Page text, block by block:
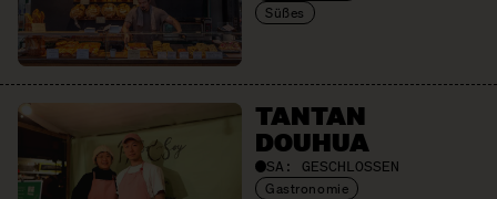
Süßes
TANTAN
DOUHUA
SA: GESCHLOSSEN
Gastronomie